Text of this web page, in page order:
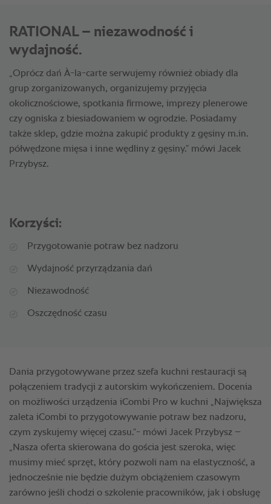
RATIONAL – niezawodność i
wydajność.
„Oprócz dań À-la-carte serwujemy również obiady dla
grup zorganizowanych, organizujemy przyjęcia
okolicznościowe, spotkania firmowe, imprezy plenerowe
czy ogniska z biesiadowaniem w ogrodzie. Posiadamy
także sklep, gdzie można zakupić produkty z gęsiny m.in.
półwędzone mięsa i inne wędliny z gęsiny.” mówi Jacek
Przybysz.
Korzyści:
Przygotowanie potraw bez nadzoru
Wydajność przyrządzania dań
Niezawodność
Oszczędność czasu